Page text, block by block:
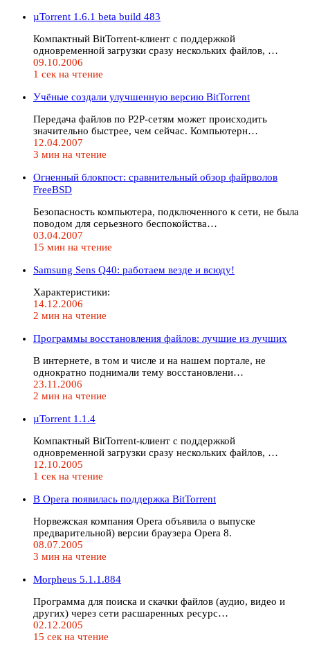
µTorrent 1.6.1 beta build 483
Компактный BitTorrent-клиент с поддержкой
одновременной загрузки сразу нескольких файлов, …
09.10.2006
1 сек на чтение
Учёные создали улучшенную версию BitTorrent
Передача файлов по P2P-сетям может происходить
значительно быстрее, чем сейчас. Компьютерн…
12.04.2007
3 мин на чтение
Огненный блокпост: cравнительный обзор файрволов
FreeBSD
Безопасность компьютера, подключенного к сети, не была
поводом для серьезного беспокойства…
03.04.2007
15 мин на чтение
Samsung Sens Q40: работаем везде и всюду!
Характеристики:
14.12.2006
2 мин на чтение
Программы восстановления файлов: лучшие из лучших
В интернете, в том и числе и на нашем портале, не
однократно поднимали тему восстановлени…
23.11.2006
2 мин на чтение
µTorrent 1.1.4
Компактный BitTorrent-клиент с поддержкой
одновременной загрузки сразу нескольких файлов, …
12.10.2005
1 сек на чтение
В Opera появилась поддержка BitTorrent
Норвежская компания Opera объявила о выпуске
предварительной) версии браузера Opera 8.
08.07.2005
3 мин на чтение
Morpheus 5.1.1.884
Программа для поиска и скачки файлов (аудио, видео и
других) через сети расшаренных ресурс…
02.12.2005
15 сек на чтение